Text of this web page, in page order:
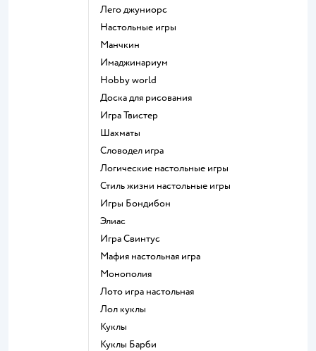
Лего джуниорс
Настольные игры
Манчкин
Имаджинариум
Hobby world
Доска для рисования
Игра Твистер
Шахматы
Словодел игра
Логические настольные игры
Стиль жизни настольные игры
Игры Бондибон
Элиас
Игра Свинтус
Мафия настольная игра
Монополия
Лото игра настольная
Лол куклы
Куклы
Куклы Барби